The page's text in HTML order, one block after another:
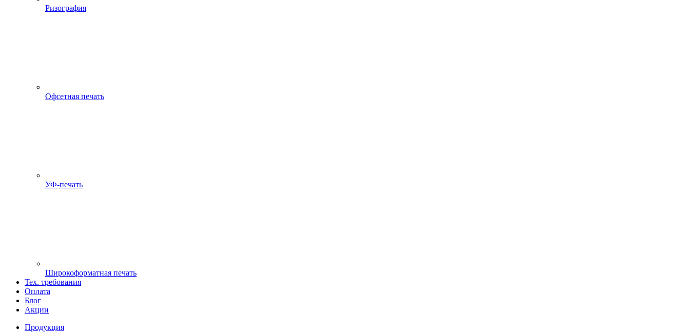
Ризография
Офсетная печать
УФ-печать
Широкоформатная печать
Тех. требования
Оплата
Блог
Акции
Продукция